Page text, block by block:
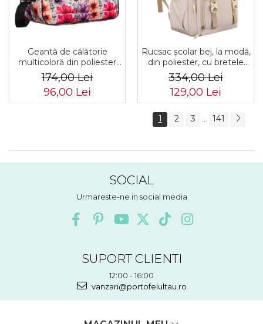
Geantă de călătorie
multicoloră din poliester
rezistent cu port USB,
acoperită cu un model
vegetal - Rovicky PTR-R-
TL15608-8831 11
174,00 Lei
96,00 Lei
Rucsac școlar bej, la modă,
din poliester, cu bretele
reglabile - Peterson PTR-
PTN 8594-1389 BEIGE
334,00 Lei
129,00 Lei
1 2 3 ... 141
SOCIAL
Urmareste-ne in social media
SUPORT CLIENTI
12:00 - 16:00
vanzari@portofelultau.ro